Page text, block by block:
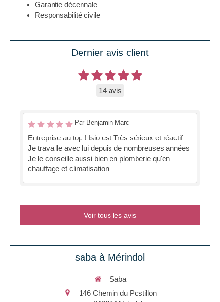
Garantie décennale
Responsabilité civile
Dernier avis client
14 avis
Par Benjamin Marc
Entreprise au top ! Isio est Très sérieux et réactif
Je travaille avec lui depuis de nombreuses années
Je le conseille aussi bien en plomberie qu'en
chauffage et climatisation
Voir tous les avis
saba à Mérindol
Saba
146 Chemin du Postillon